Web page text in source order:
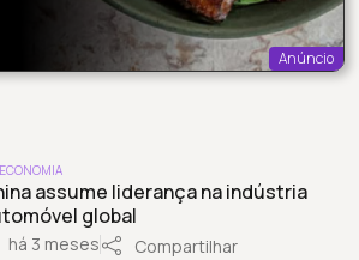
Anúncio
ECONOMIA
assume liderança na indústria
global
há 3 meses Compartilhar